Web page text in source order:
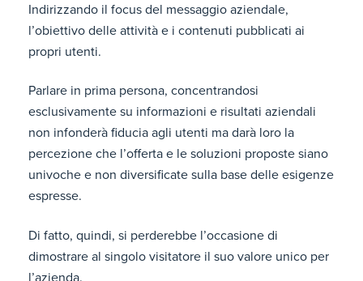
Indirizzando il focus del messaggio aziendale,
l’obiettivo delle attività e i contenuti pubblicati ai
propri utenti.
Parlare in prima persona, concentrandosi
esclusivamente su informazioni e risultati aziendali
non infonderà fiducia agli utenti ma darà loro la
percezione che l’offerta e le soluzioni proposte siano
univoche e non diversificate sulla base delle esigenze
espresse.
Di fatto, quindi, si perderebbe l’occasione di
dimostrare al singolo visitatore il suo valore unico per
l’azienda.